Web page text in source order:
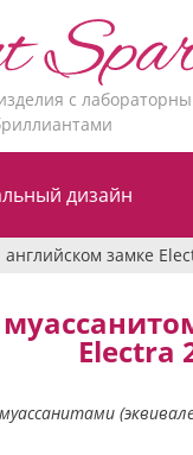
с
дизайн
замке
Electra